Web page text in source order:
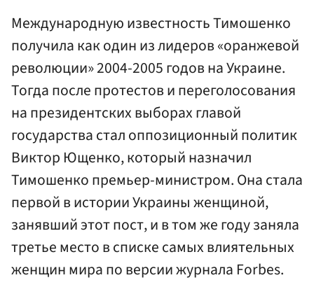
Международную известность Тимошенко
получила как один из лидеров «оранжевой
революции» 2004-2005 годов на Украине.
Тогда после протестов и переголосования
на президентских выборах главой
государства стал оппозиционный политик
Виктор Ющенко, который назначил
Тимошенко премьер-министром. Она стала
первой в истории Украины женщиной,
занявший этот пост, и в том же году заняла
третье место в списке самых влиятельных
женщин мира по версии журнала Forbes.